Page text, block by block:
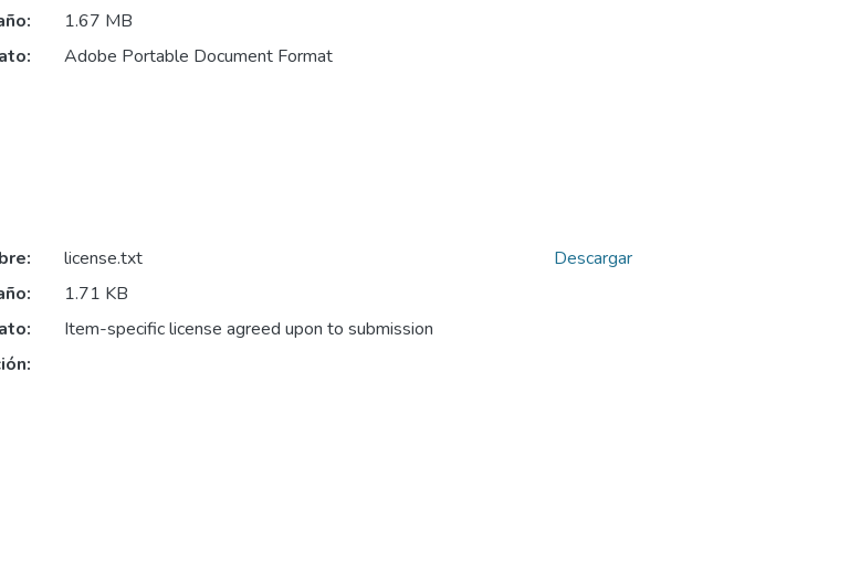
1.67 MB
Adobe Portable Document Format
license.txt
1.71 KB
Item-specific license agreed upon to submission
Descargar